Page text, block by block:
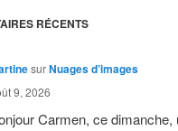
RÉCENTS
surNuages d’images
9, 2026
Carmen, ce dimanche,